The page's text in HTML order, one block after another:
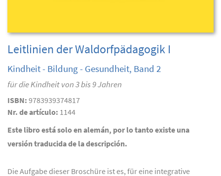
Leitlinien der Waldorfpädagogik I
Kindheit - Bildung - Gesundheit, Band 2
für die Kindheit von 3 bis 9 Jahren
ISBN: 9783939374817
Nr. de artículo: 1144
Este libro está solo en alemán, por lo tanto existe una
versión traducida de la descripción.
Die Aufgabe dieser Broschüre ist es, für eine integrative